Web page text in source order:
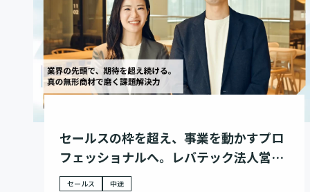
セールスの枠を超え、事業を動かすプロ
フェッショナルへ。レバテック法人営業
のキャリアに迫る
セールス 中途